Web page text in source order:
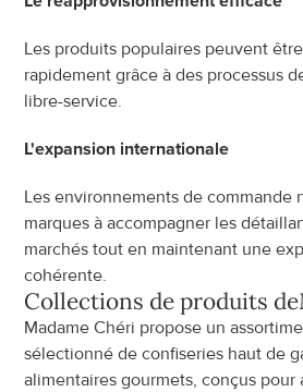
Les produits populaires peuvent
rapidement grâce à des processus
libre-service.
L'expansion internationale
Les environnements de commande
marques à accompagner les
marchés tout en maintenant une
cohérente.
Collections de produits de
Madame Chéri propose un
sélectionné de confiseries haut de
alimentaires gourmets, conçus